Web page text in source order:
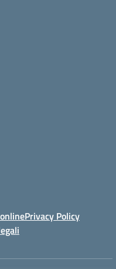
Privacy Policy